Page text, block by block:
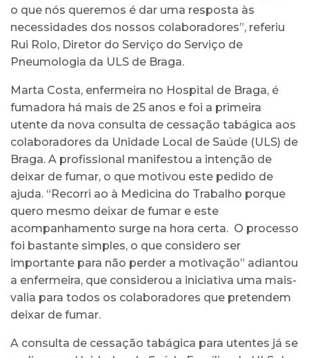
o que nós queremos é dar uma resposta às
necessidades dos nossos colaboradores”, referiu
Rui Rolo, Diretor do Serviço do Serviço de
Pneumologia da ULS de Braga.
Marta Costa, enfermeira no Hospital de Braga, é
fumadora há mais de 25 anos e foi a primeira
utente da nova consulta de cessação tabágica aos
colaboradores da Unidade Local de Saúde (ULS) de
Braga. A profissional manifestou a intenção de
deixar de fumar, o que motivou este pedido de
ajuda. “Recorri ao à Medicina do Trabalho porque
quero mesmo deixar de fumar e este
acompanhamento surge na hora certa. O processo
foi bastante simples, o que considero ser
importante para não perder a motivação” adiantou
a enfermeira, que considerou a iniciativa uma mais-
valia para todos os colaboradores que pretendem
deixar de fumar.
A consulta de cessação tabágica para utentes já se